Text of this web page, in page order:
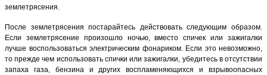
землетрясения.
После землетрясения постарайтесь действовать следующим образом.
Если землетрясение произошло ночью, вместо спичек или зажигалки
лучше воспользоваться электрическим фонариком. Если это невозможно,
то прежде чем использовать спички или зажигалки, убедитесь в отсутствии
запаха газа, бензина и других воспламеняющихся и взрывоопасных